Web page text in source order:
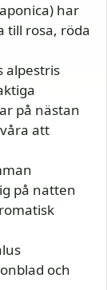
har
till rosa, röda
alpestris
på nästan
att
på natten
och